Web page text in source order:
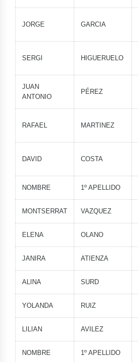
JORGE GARCIA
SERGI HIGUERUELO
JUAN
ANTONIO
PÉREZ
RAFAEL MARTINEZ
DAVID COSTA
NOMBRE 1º APELLIDO
MONTSERRAT VAZQUEZ
ELENA OLANO
JANIRA ATIENZA
ALINA SURD
YOLANDA RUIZ
LILIAN AVILEZ
NOMBRE 1º APELLIDO